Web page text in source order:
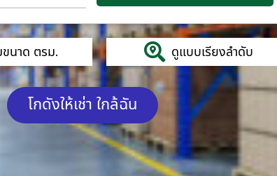
นาด ตรม. ดูแบบเรียงลำดับ
โกดังให้เช่า ใกล้ฉัน